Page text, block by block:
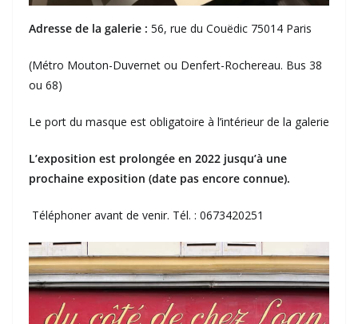
Adresse de la galerie : 56, rue du Couëdic 75014 Paris
(Métro Mouton-Duvernet ou Denfert-Rochereau. Bus 38
ou 68)
Le port du masque est obligatoire à l’intérieur de la galerie
L’exposition est prolongée en 2022 jusqu’à une
prochaine exposition (date pas encore connue).
Téléphoner avant de venir. Tél. : 0673420251